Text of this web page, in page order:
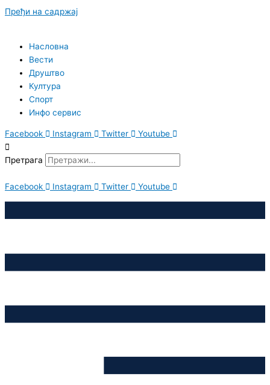
Пређи на садржај
Насловна
Вести
Друштво
Култура
Спорт
Инфо сервис
Facebook Instagram Twitter Youtube
Претрага
Facebook Instagram Twitter Youtube